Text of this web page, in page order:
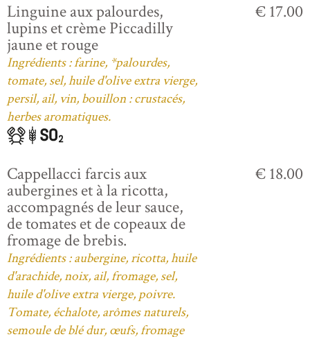
Linguine aux palourdes,
lupins et crème Piccadilly
jaune et rouge
Ingrédients : farine, *palourdes,
tomate, sel, huile d'olive extra vierge,
persil, ail, vin, bouillon : crustacés,
herbes aromatiques.
€ 17.00
Cappellacci farcis aux
aubergines et à la ricotta,
accompagnés de leur sauce,
de tomates et de copeaux de
fromage de brebis.
Ingrédients : aubergine, ricotta, huile
d'arachide, noix, ail, fromage, sel,
huile d'olive extra vierge, poivre.
Tomate, échalote, arômes naturels,
semoule de blé dur, œufs, fromage
€ 18.00